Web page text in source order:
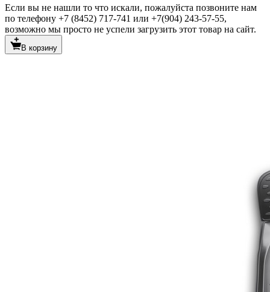
Если вы не нашли то что искали, пожалуйста позвоните нам
по телефону +7 (8452) 717-741 или +7(904) 243-57-55,
возможно мы просто не успели загрузить этот товар на сайт.
В корзину